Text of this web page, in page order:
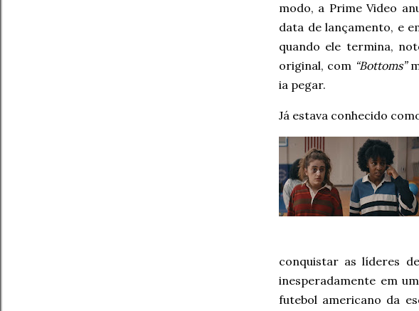
modo, a Prime Video
data de lançamento, e
quando ele termina,
original, com “Bottoms”
ia pegar.
Já estava conhecido
conquistar as líderes
inesperadamente em
futebol americano da